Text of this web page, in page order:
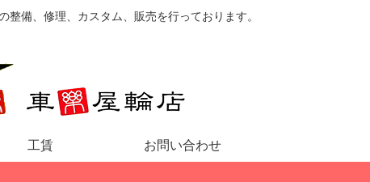
備、修理、カスタム、販売を行っております。
工賃 お問い合わせ